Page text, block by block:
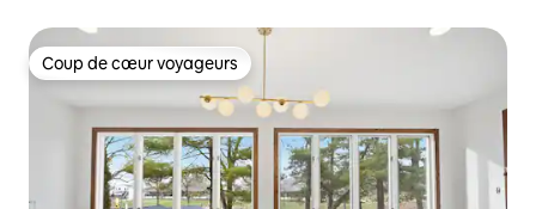
Coup de cœur voyageurs
Coup de cœur voyageurs